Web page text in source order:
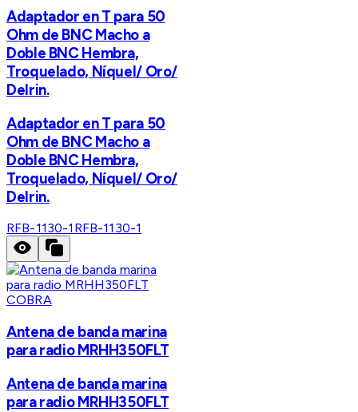
Adaptador en T para 50
Ohm de BNC Macho a
Doble BNC Hembra,
Troquelado, Níquel/ Oro/
Delrin.
Adaptador en T para 50
Ohm de BNC Macho a
Doble BNC Hembra,
Troquelado, Níquel/ Oro/
Delrin.
RFB-1130-1 RFB-1130-1
COBRA
Antena de banda marina
para radio MRHH350FLT
Antena de banda marina
para radio MRHH350FLT